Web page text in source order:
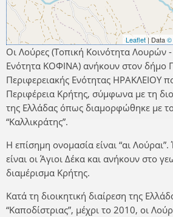
Leaflet| Data©
Οι Λούρες (Τοπική Κοινότητα Λουρών
Ενότητα ΚΟΦΙΝΑ) ανήκουν στον δήμο
Περιφερειακής Ενότητας ΗΡΑΚΛΕΙΟΥ
Περιφέρεια Κρήτης, σύμφωνα με τη
της Ελλάδας όπως διαμορφώθηκε με
“Καλλικράτης”.
Η επίσημη ονομασία είναι “αι
είναι οι Άγιοι Δέκα και ανήκουν στο
διαμέρισμα Κρήτης.
Κατά τη διοικητική διαίρεση της
“Καποδίστριας”, μέχρι το 2010, οι